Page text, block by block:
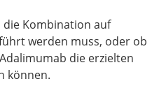
die Kombination auf
werden muss, oder ob
die erzielten
können.